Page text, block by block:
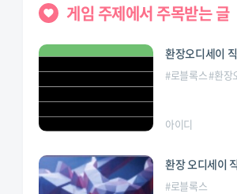
게임 주제에서 주목받는 글
환장오디세이
#로블록스#환장
아이디
환장 오디세이
#로블록스